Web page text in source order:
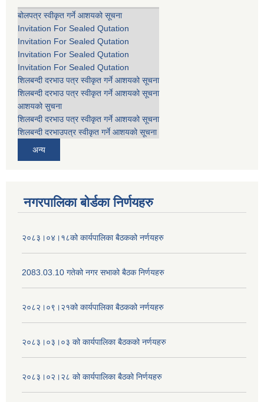
बोलपत्र स्वीकृत गर्ने आशयको सूचना
Invitation For Sealed Qutation
Invitation For Sealed Qutation
Invitation For Sealed Qutation
Invitation For Sealed Qutation
शिलबन्दी दरभाउ पत्र स्वीकृत गर्ने आशयको सूचना
शिलबन्दी दरभाउ पत्र स्वीकृत गर्ने आशयको सूचना
आशयको सुचना
शिलबन्दी दरभाउ पत्र स्वीकृत गर्ने आशयको सूचना
शिलबन्दी दरभाउपत्र स्वीकृत गर्ने आशयको सूचना
अन्य
नगरपालिका बोर्डका निर्णयहरु
२०८३।०४।१८को कार्यपालिका बैठकको नर्णयहरु
2083.03.10 गतेको नगर सभाको बैठक निर्णयहरु
२०८२।०९।२१को कार्यपालिका बैठकको नर्णयहरु
२०८३।०३।०३ को कार्यपालिका बैठकको नर्णयहरु
२०८३।०२।२८ को कार्यपालिका बैठको निर्णयहरु